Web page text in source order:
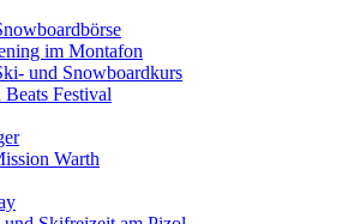
im Montafon
und Snowboardkurs
Festival
Warth